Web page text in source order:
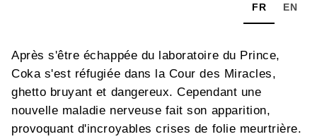
FR EN
Après s'être échappée du laboratoire du Prince,
Coka s'est réfugiée dans la Cour des Miracles,
ghetto bruyant et dangereux. Cependant une
nouvelle maladie nerveuse fait son apparition,
provoquant d'incroyables crises de folie meurtrière.